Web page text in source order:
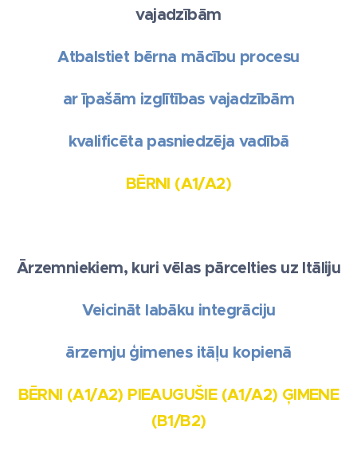
vajadzībām
Atbalstiet bērna mācību procesu
ar īpašām izglītības vajadzībām
kvalificēta pasniedzēja vadībā
BĒRNI (A1/A2)
Ārzemniekiem, kuri vēlas pārcelties uz Itāliju
Veicināt labāku integrāciju
ārzemju ģimenes itāļu kopienā
BĒRNI (A1/A2) PIEAUGUŠIE (A1/A2) ĢIMENE
(B1/B2)